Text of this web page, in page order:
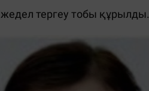
тергеу тобы құрылды.